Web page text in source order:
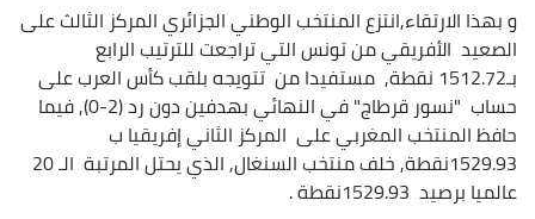
و بهذا الارتقاء,انتزع المنتخب الوطني الجزائري المركز الثالث على
الصعيد الأفريقي من تونس التي تراجعت للترتيب الرابع
بـ1512.72 نقطة, مستفيدا من تتويجه بلقب كأس العرب على
حساب "نسور قرطاج" في النهائي بهدفين دون رد (2-0), فيما
حافظ المنتخب المغربي على المركز الثاني إفريقيا ب
1529.93نقطة, خلف منتخب السنغال, الذي يحتل المرتبة الـ 20
عالميا برصيد 1529.93نقطة .